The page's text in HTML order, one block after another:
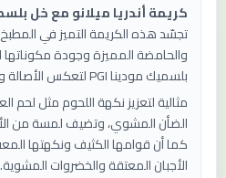
كريمة أندريا ميلانو مع خل
تجسّد هذه الكريمة التميز في المطبخ
والحامضة المميزة وجودة
بلسميك مودينا PGI لتعكس الأصالة والتقاليد الإيطالية.
مثالية لتعزيز نكهة اللحوم مثل لحم
الضأن المشوي، وتضيف لمسة من
كما أن قوامها الكثيف ونكهتها
الأجبان المعتقة والخضروات المشوية.